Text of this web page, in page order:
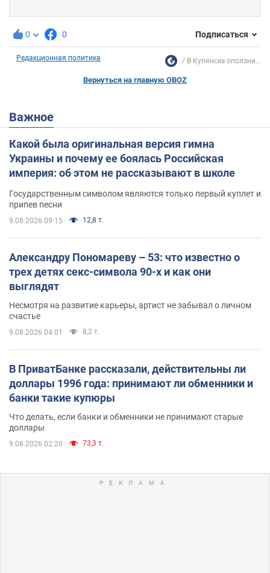
0 0 Подписаться
Редакционная политика В Купянске оползни...
Вернуться на главную OBOZ
Важное
Какой была оригинальная версия гимна
Украины и почему ее боялась Российская
империя: об этом не рассказывают в школе
Государственным символом являются только первый куплет и
припев песни
9.08.2026 09:15 12,8 т.
Александру Пономареву – 53: что известно о
трех детях секс-символа 90-х и как они
выглядят
Несмотря на развитие карьеры, артист не забывал о личном
счастье
9.08.2026 04:01 8,2 т.
В ПриватБанке рассказали, действительны ли
доллары 1996 года: принимают ли обменники и
банки такие купюры
Что делать, если банки и обменники не принимают старые
доллары
9.08.2026 02:20 73,3 т.